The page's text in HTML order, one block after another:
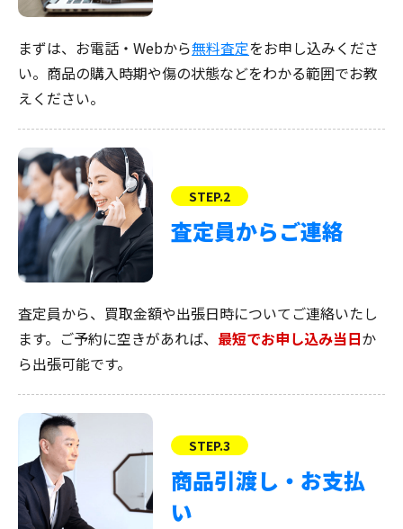
まずは、お電話・Webから無料査定をお申し込みくださ
い。商品の購入時期や傷の状態などをわかる範囲でお教
えください。
STEP.2
査定員からご連絡
査定員から、買取金額や出張日時についてご連絡いたし
ます。ご予約に空きがあれば、 最短でお申し込み当日か
ら出張可能です。
STEP.3
商品引渡し・お支払
い